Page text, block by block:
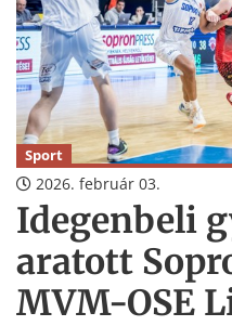
Sport
2026. február 03.
Idegenbeli
aratott
MVM-OSE